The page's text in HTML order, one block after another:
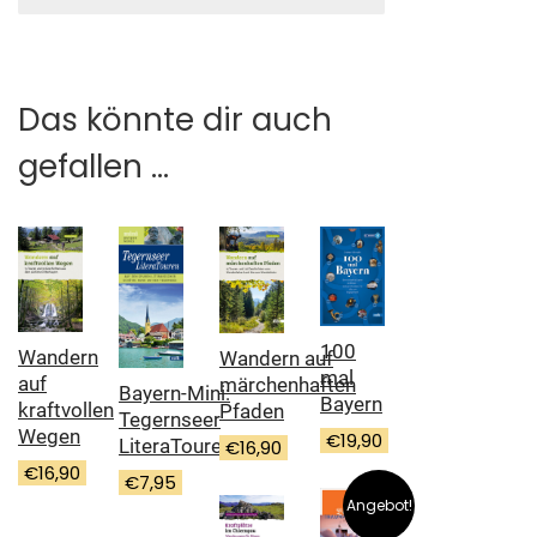
Das könnte dir auch
gefallen …
Wandern
auf
kraftvollen
Wegen
€16,90
Bayern-Mini:
Tegernseer
LiteraTouren
€7,95
Wandern auf
märchenhaften
Pfaden
€16,90
100
mal
Bayern
€19,90
Angebot!